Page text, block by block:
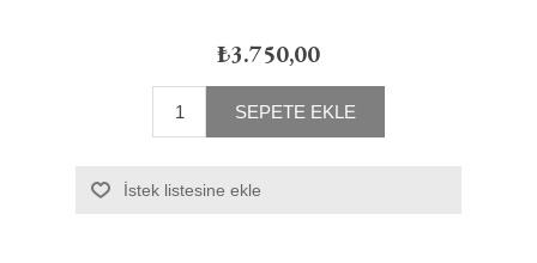
₺3.750,00
SEPETE EKLE
İstek listesine ekle